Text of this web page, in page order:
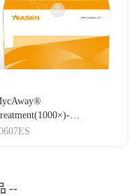
Elimination
--